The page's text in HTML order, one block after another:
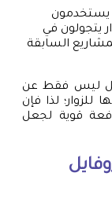
يستخدمون
يتجولون في
السابقة
ليس فقط عن
للزوار؛ لذا فإن
قوية لجعل